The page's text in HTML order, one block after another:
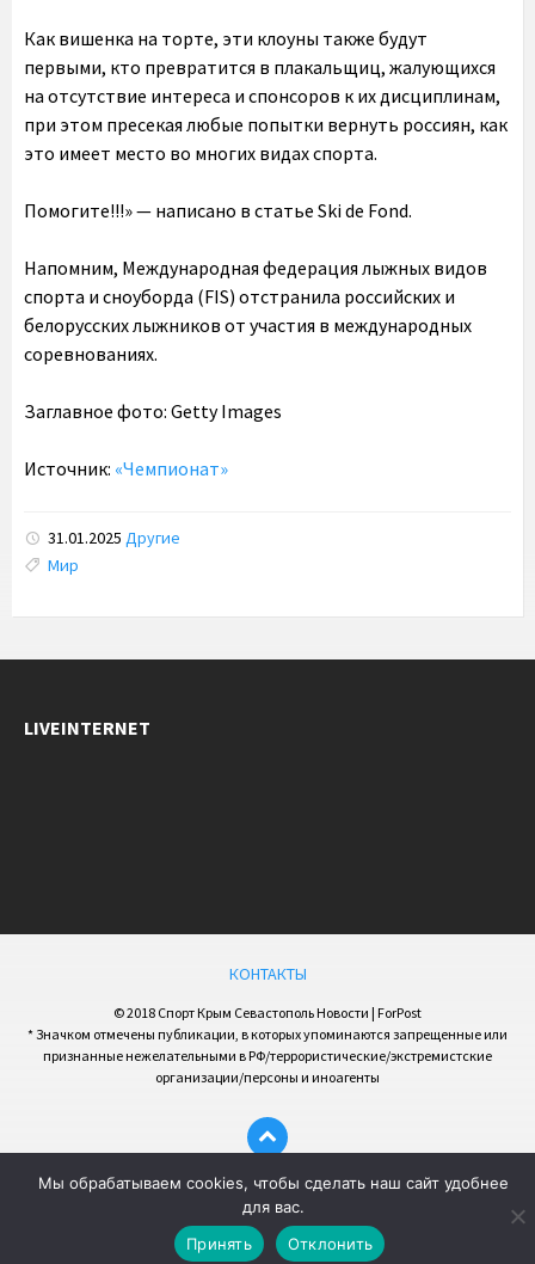
Как вишенка на торте, эти клоуны также будут
первыми, кто превратится в плакальщиц, жалующихся
на отсутствие интереса и спонсоров к их дисциплинам,
при этом пресекая любые попытки вернуть россиян, как
это имеет место во многих видах спорта.
Помогите!!!» — написано в статье Ski de Fond.
Напомним, Международная федерация лыжных видов
спорта и сноуборда (FIS) отстранила российских и
белорусских лыжников от участия в международных
соревнованиях.
Заглавное фото: Getty Images
Источник: «Чемпионат»
31.01.2025 Другие
Tags:
Мир
LIVEINTERNET
КОНТАКТЫ
© 2018 Спорт Крым Севастополь Новости | ForPost
* Значком отмечены публикации, в которых упоминаются запрещенные или
признанные нежелательными в РФ/террористические/экстремистские
организации/персоны и иноагенты
Мы обрабатываем cookies, чтобы сделать наш сайт удобнее
для вас.
Принять
Отклонить